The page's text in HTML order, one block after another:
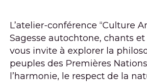
L’atelier-conférence “Culture
Sagesse autochtone, chants
vous invite à explorer la
peuples des Premières
l’harmonie, le respect de la